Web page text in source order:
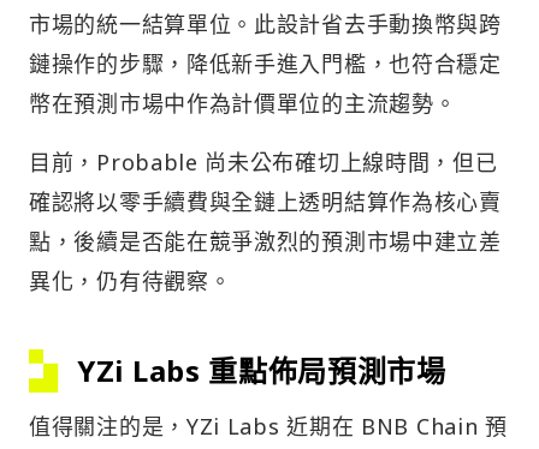
市場的統一結算單位。此設計省去手動換幣與跨
鏈操作的步驟，降低新手進入門檻，也符合穩定
幣在預測市場中作為計價單位的主流趨勢。
目前，Probable 尚未公布確切上線時間，但已
確認將以零手續費與全鏈上透明結算作為核心賣
點，後續是否能在競爭激烈的預測市場中建立差
異化，仍有待觀察。
YZi Labs 重點佈局預測市場
值得關注的是，YZi Labs 近期在 BNB Chain 預